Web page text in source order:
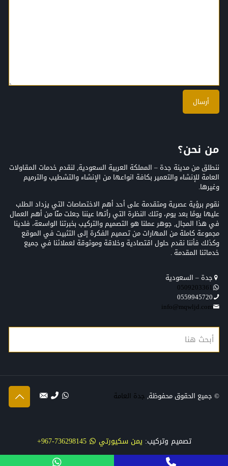
من نحن؟
ننطلق من مدينة جدة – المملكة العربية السعودية, لنقدم خدمات المقاولات
العامة للإنشاء والتعمير بكافة انواعها من الإنشاء والتشطيب والترميم
وغيرها.
نقوم برؤية عصرية ومتقدمة على أحد أهم الاختصاصات التي يزداد الطلب
عليها يومًا بعد يوم، وتلك النظرة التي رأتها عيننا جعلت منّا من أهم العمال
في هذا المجال, جوهر عملنا هو التصميم والتركيب بخبرتنا الواسعة، فلدينا
مجموعة كاملة من المهارات من تصميم الفكرة إلى التثبيت في الموقع
وكذلك فأننا نقدم حلول اقتصادية وخلاقة وموثوقة لعملائنا في جميع
خدماتنا المقدمة .
جدة – السعودية
0509203361‬‏‬‏
0559945720
info@mqwljd.com
© جميع الحقوق محفوظة, جدة العامة
تصميم وتركيب: يمن سكيورتي 736298145-967+